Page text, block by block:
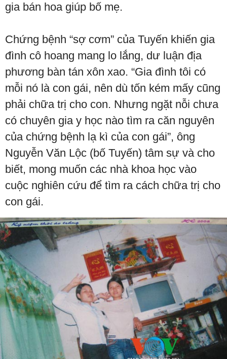
gia bán hoa giúp bố mẹ.
Chứng bệnh “sợ cơm” của Tuyến khiến gia
đình cô hoang mang lo lắng, dư luận địa
phương bàn tán xôn xao. “Gia đình tôi có
mỗi nó là con gái, nên dù tốn kém mấy cũng
phải chữa trị cho con. Nhưng ngặt nỗi chưa
có chuyên gia y học nào tìm ra căn nguyên
của chứng bệnh lạ kì của con gái”, ông
Nguyễn Văn Lộc (bố Tuyến) tâm sự và cho
biết, mong muốn các nhà khoa học vào
cuộc nghiên cứu để tìm ra cách chữa trị cho
con gái.